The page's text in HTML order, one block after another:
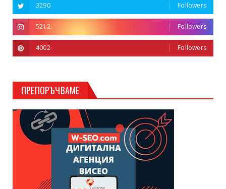
3290 Followers
5212 Followers
4002 Followers
ПРЕПОРЪЧВАМЕ